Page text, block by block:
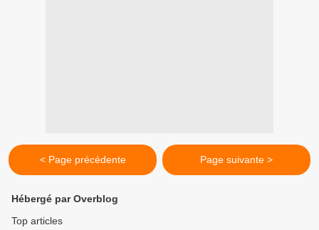
< Page précédente Page suivante >
Hébergé par Overblog
Top articles